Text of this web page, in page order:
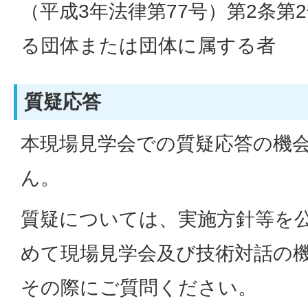
（平成3年法律第77号）第2条
る団体または団体に属する者
質疑応答
本現場見学会での質疑応答の機
ん。
質疑については、実施方針等を
めて現場見学会及び技術対話の
その際にご質問ください。